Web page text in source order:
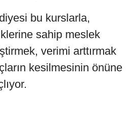
bu kurslarla,
sahip meslek
verimi arttırmak
kesilmesinin önüne